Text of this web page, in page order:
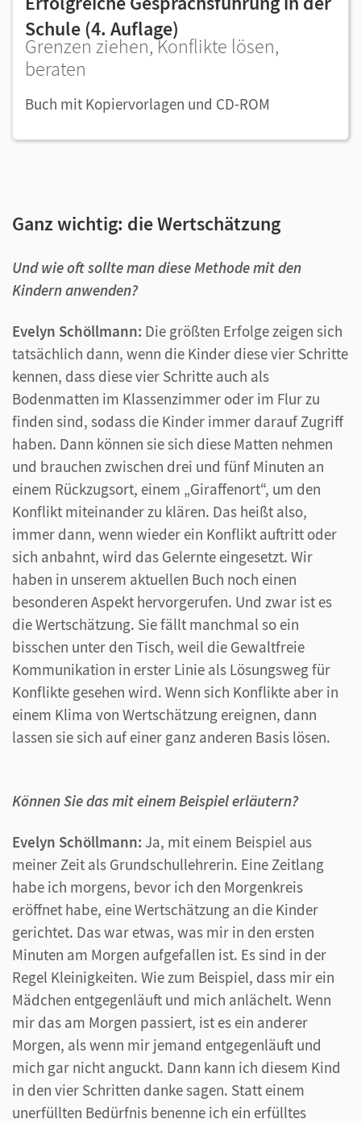
Schule (4. Auflage)
Grenzen ziehen, Konflikte lösen,
beraten
Buch mit Kopiervorlagen und CD-ROM
Ganz wichtig: die Wertschätzung
Und wie oft sollte man diese Methode mit den
Kindern anwenden?
Evelyn Schöllmann: Die größten Erfolge zeigen sich
tatsächlich dann, wenn die Kinder diese vier Schritte
kennen, dass diese vier Schritte auch als
Bodenmatten im Klassenzimmer oder im Flur zu
finden sind, sodass die Kinder immer darauf Zugriff
haben. Dann können sie sich diese Matten nehmen
und brauchen zwischen drei und fünf Minuten an
einem Rückzugsort, einem „Giraffenort“, um den
Konflikt miteinander zu klären. Das heißt also,
immer dann, wenn wieder ein Konflikt auftritt oder
sich anbahnt, wird das Gelernte eingesetzt. Wir
haben in unserem aktuellen Buch noch einen
besonderen Aspekt hervorgerufen. Und zwar ist es
die Wertschätzung. Sie fällt manchmal so ein
bisschen unter den Tisch, weil die Gewaltfreie
Kommunikation in erster Linie als Lösungsweg für
Konflikte gesehen wird. Wenn sich Konflikte aber in
einem Klima von Wertschätzung ereignen, dann
lassen sie sich auf einer ganz anderen Basis lösen.
Können Sie das mit einem Beispiel erläutern?
Evelyn Schöllmann: Ja, mit einem Beispiel aus
meiner Zeit als Grundschullehrerin. Eine Zeitlang
habe ich morgens, bevor ich den Morgenkreis
eröffnet habe, eine Wertschätzung an die Kinder
gerichtet. Das war etwas, was mir in den ersten
Minuten am Morgen aufgefallen ist. Es sind in der
Regel Kleinigkeiten. Wie zum Beispiel, dass mir ein
Mädchen entgegenläuft und mich anlächelt. Wenn
mir das am Morgen passiert, ist es ein anderer
Morgen, als wenn mir jemand entgegenläuft und
mich gar nicht anguckt. Dann kann ich diesem Kind
in den vier Schritten danke sagen. Statt einem
unerfüllten Bedürfnis benenne ich ein erfülltes